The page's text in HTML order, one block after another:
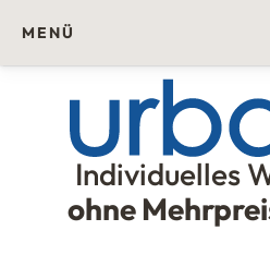
Urbana Möbel
Individuelles
ohne
MENÜ
Kontakt